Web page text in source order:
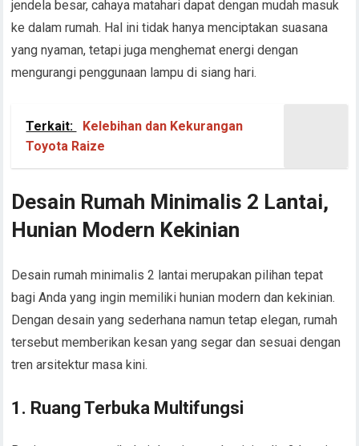
jendela besar, cahaya matahari dapat dengan mudah masuk
ke dalam rumah. Hal ini tidak hanya menciptakan suasana
yang nyaman, tetapi juga menghemat energi dengan
mengurangi penggunaan lampu di siang hari.
Terkait:
Kelebihan dan Kekurangan
Toyota Raize
Desain Rumah Minimalis 2 Lantai,
Hunian Modern Kekinian
Desain rumah minimalis 2 lantai merupakan pilihan tepat
bagi Anda yang ingin memiliki hunian modern dan kekinian.
Dengan desain yang sederhana namun tetap elegan, rumah
tersebut memberikan kesan yang segar dan sesuai dengan
tren arsitektur masa kini.
1. Ruang Terbuka Multifungsi